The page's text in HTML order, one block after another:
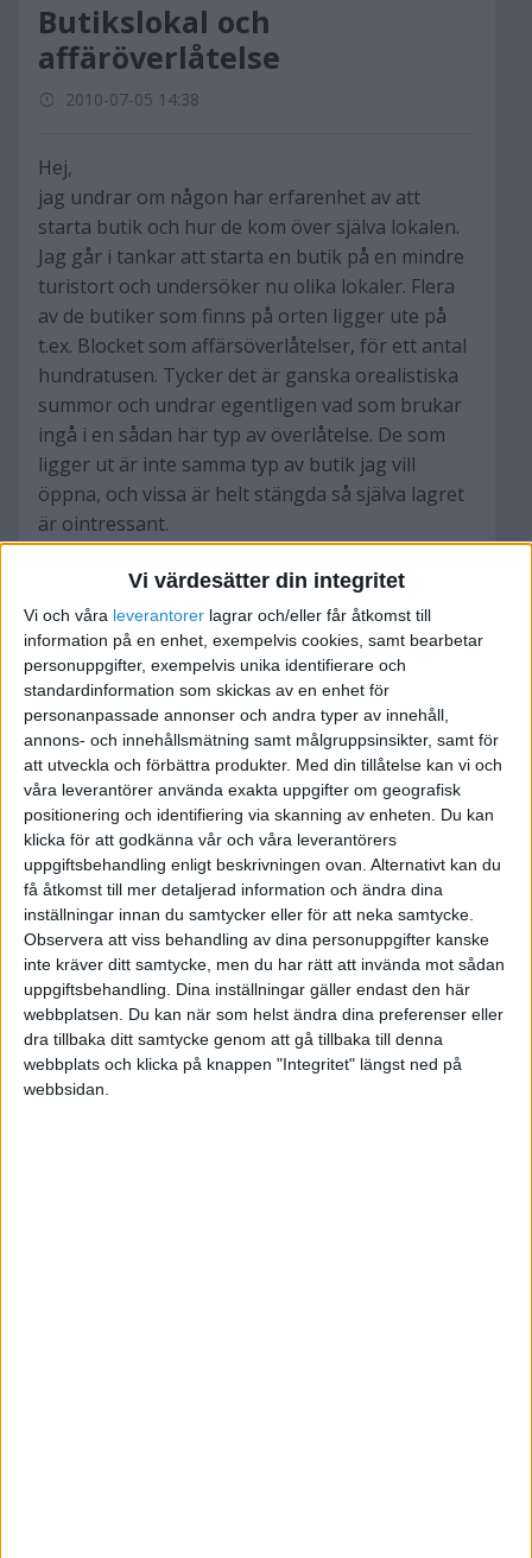
Vi värdesätter din integritet
Vi och våra leverantorer lagrar och/eller får åtkomst till
information på en enhet, exempelvis cookies, samt bearbetar
personuppgifter, exempelvis unika identifierare och
standardinformation som skickas av en enhet för
personanpassade annonser och andra typer av innehåll,
annons- och innehållsmätning samt målgruppsinsikter, samt för
att utveckla och förbättra produkter. Med din tillåtelse kan vi och
våra leverantörer använda exakta uppgifter om geografisk
positionering och identifiering via skanning av enheten. Du kan
klicka för att godkänna vår och våra leverantörers
uppgiftsbehandling enligt beskrivningen ovan. Alternativt kan du
få åtkomst till mer detaljerad information och ändra dina
inställningar innan du samtycker eller för att neka samtycke.
Observera att viss behandling av dina personuppgifter kanske
inte kräver ditt samtycke, men du har rätt att invända mot sådan
uppgiftsbehandling. Dina inställningar gäller endast den här
webbplatsen. Du kan när som helst ändra dina preferenser eller
dra tillbaka ditt samtycke genom att gå tillbaka till denna
webbplats och klicka på knappen "Integritet" längst ned på
webbsidan.
Butikslokal och
affäröverlåtelse
2010-07-05 14:38
Hej,
jag undrar om någon har erfarenhet av att
starta butik och hur de kom över själva lokalen.
Jag går i tankar att starta en butik på en mindre
turistort och undersöker nu olika lokaler. Flera
av de butiker som finns på orten ligger ute på
t.ex. Blocket som affärsöverlåtelser, för ett antal
hundratusen. Tycker det är ganska orealistiska
summor och undrar egentligen vad som brukar
ingå i en sådan här typ av överlåtelse. De som
ligger ut är inte samma typ av butik jag vill
öppna, och vissa är helt stängda så själva lagret
är ointressant.
Är det själva hyreskontraktet som är värdefullt?
Kan man belåna ett sådant? Och hur länge
brukar folk orka sitta på dessa typ av kontrakt
innan det övergår till hyresvärden?
Tacksam för all info.
Dekor
2010-07-23 18:23
Om jag uppfattar det rätt så som du skriver så
ligger det en hel del affärsöverlåtelser ute på
nätet som rör samma turistort?